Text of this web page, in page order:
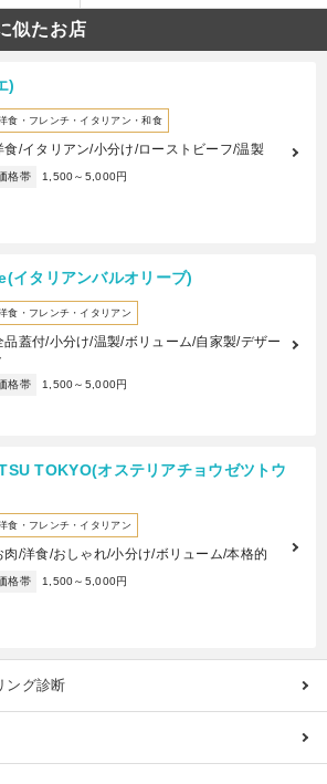
似たお店
)
食・フレンチ・イタリアン・和食
食/イタリアン/小分け/ローストビーフ/温製
格帯 1,500～5,000円
イタリアンバルオリーブ)
食・フレンチ・イタリアン
品蓋付/小分け/温製/ボリューム/自家製/デザー
格帯 1,500～5,000円
TOKYO(オステリアチョウゼツトウ
食・フレンチ・イタリアン
肉/洋食/おしゃれ/小分け/ボリューム/本格的
格帯 1,500～5,000円
ング診断